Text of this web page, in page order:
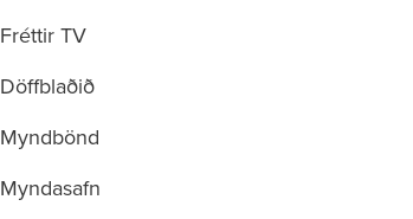
Fréttir TV
Döffblaðið
Myndbönd
Myndasafn